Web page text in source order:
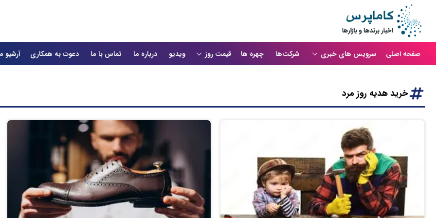
صفحه اصلی سرویس های خبری شرکت‌ها چهره ها قیمت روز ویدیو درباره ما تماس با ما دعوت به همکاری آرشیو
خرید هدیه روز مرد